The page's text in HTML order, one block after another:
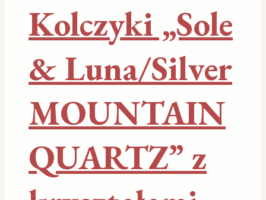
Kolczyki „Sole
& Luna/Silver
MOUNTAIN
QUARTZ” z